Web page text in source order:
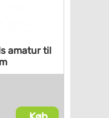
amaturtil